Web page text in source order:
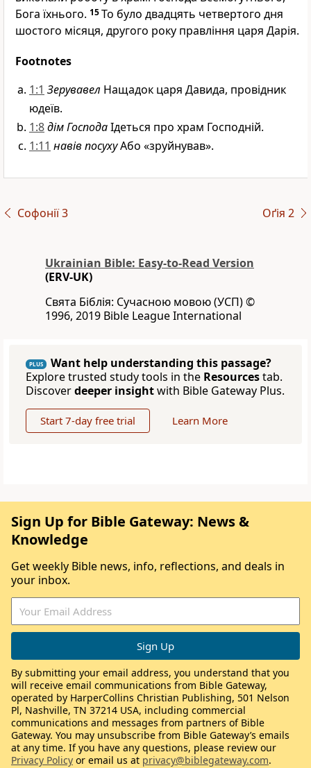
Бога їхнього. 15То було двадцять четвертого дня
шостого місяця, другого року правління царя Дарія.
Footnotes
1:1 Зерувавел Нащадок царя Давида, провідник
юдеїв.
1:8дім ГосподаІдеться про храм Господній.
1:11 навів посухуАбо «зруйнував».
Софонії 3 Оґія 2
Ukrainian Bible: Easy-to-Read Version
(ERV-UK)
Свята Біблія: Сучасною мовою (УСП) ©
1996, 2019 Bible League International
PLUS
Want help understanding this passage?
Explore trusted study tools in the Resourcestab.
Discoverdeeper insightwith Bible Gateway Plus.
Start 7-day free trial Learn More
Sign Up for Bible Gateway: News &
Knowledge
Get weekly Bible news, info, reflections, and deals in
your inbox.
By submitting your email address, you understand that you
will receive email communications from Bible Gateway,
operated by HarperCollins Christian Publishing, 501 Nelson
Pl, Nashville, TN 37214 USA, including commercial
communications and messages from partners of Bible
Gateway. You may unsubscribe from Bible Gateway’s emails
at any time. If you have any questions, please review our
Privacy Policy or email us at privacy@biblegateway.com.